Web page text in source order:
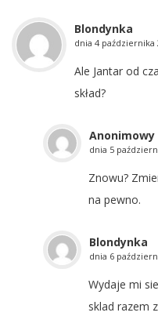
Blondynka
dnia 4 października
Ale Jantar od
skład?
Anonimowy
dnia 5
Znowu?
na pewno.
Blondynka
dnia 6
Wydaje mi
sklad razem